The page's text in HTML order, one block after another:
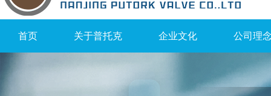
首页 关于普托克 企业文化 公司理